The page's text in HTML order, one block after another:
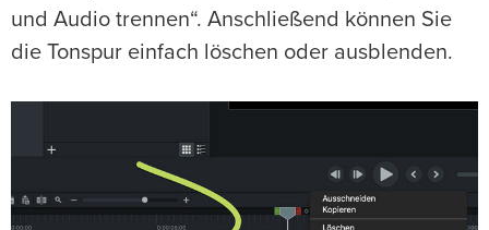
und Audio trennen“. Anschließend können Sie
die Tonspur einfach löschen oder ausblenden.